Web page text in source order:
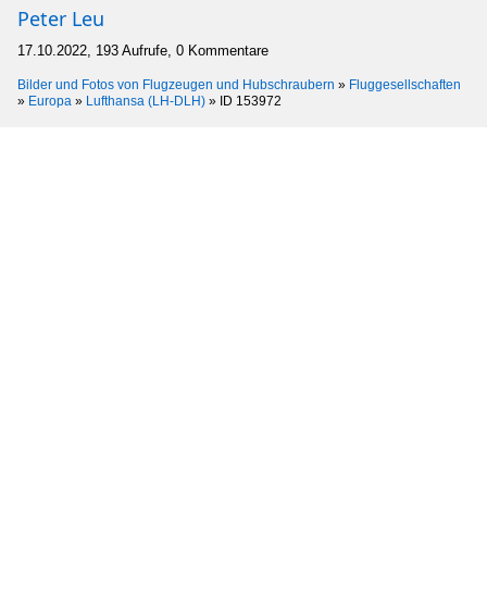
Peter Leu
17.10.2022, 193 Aufrufe, 0 Kommentare
Bilder und Fotos von Flugzeugen und Hubschraubern » Fluggesellschaften
» Europa » Lufthansa (LH-DLH) » ID 153972